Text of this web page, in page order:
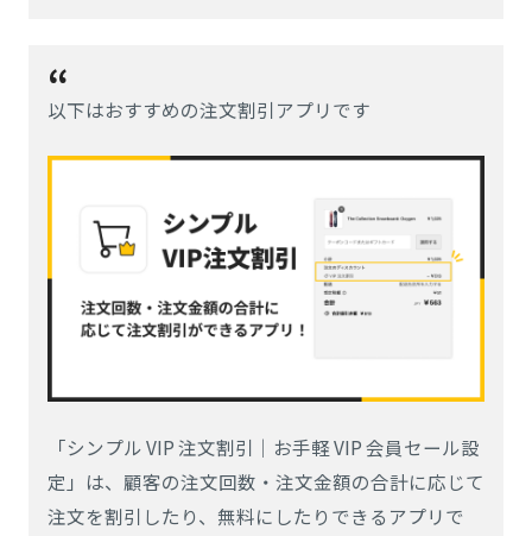
以下はおすすめの注文割引アプリです
「シンプル VIP 注文割引｜お手軽 VIP 会員セール設
定」は、顧客の注文回数・注文金額の合計に応じて
注文を割引したり、無料にしたりできるアプリで